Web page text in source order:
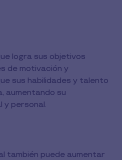
logra sus objetivos
de motivación y
sus habilidades y talento
aumentando su
y personal.
también puede aumentar